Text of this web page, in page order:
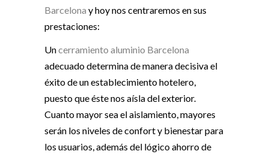
Barcelona y hoy nos centraremos en sus
prestaciones:
Uncerramiento aluminio Barcelona
adecuado determina de manera decisiva el
éxito de un establecimiento hotelero,
puesto que éste nos aísla del exterior.
Cuanto mayor sea el aislamiento, mayores
serán los niveles de confort y bienestar para
los usuarios, además del lógico ahorro de